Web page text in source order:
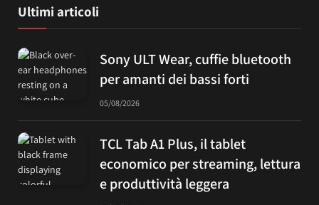
Ultimi articoli
Sony ULT Wear, cuffie bluetooth
per amanti dei bassi forti
05/08/2026
TCL Tab A1 Plus, il tablet
economico per streaming, lettura
e produttività leggera